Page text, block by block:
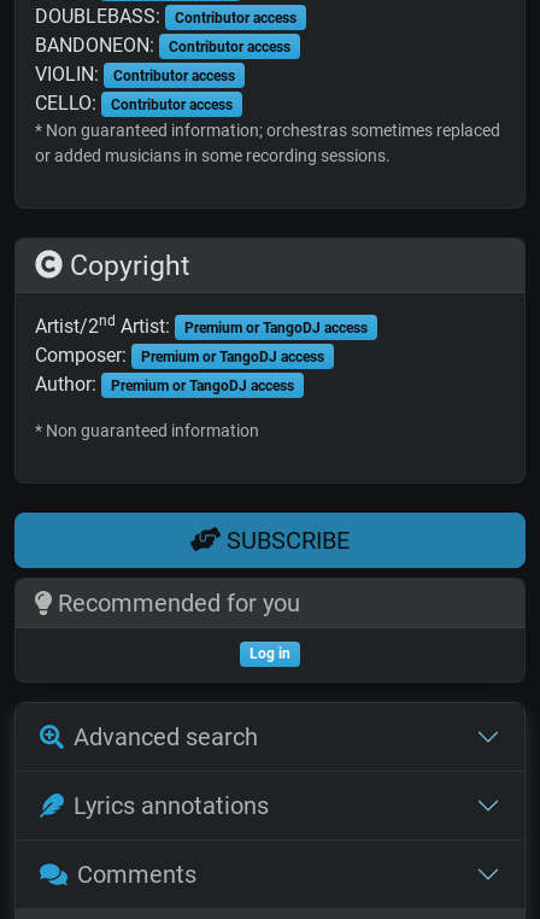
DOUBLEBASS: Contributor access
BANDONEON: Contributor access
VIOLIN: Contributor access
CELLO: Contributor access
* Non guaranteed information; orchestras sometimes replaced
or added musicians in some recording sessions.
Copyright
Artist/2nd Artist: Premium or TangoDJ access
Composer: Premium or TangoDJ access
Author: Premium or TangoDJ access
* Non guaranteed information
SUBSCRIBE
Recommended for you
Log in
Advanced search
Lyrics annotations
Comments